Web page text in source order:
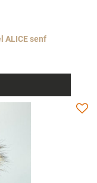
ALICE senf